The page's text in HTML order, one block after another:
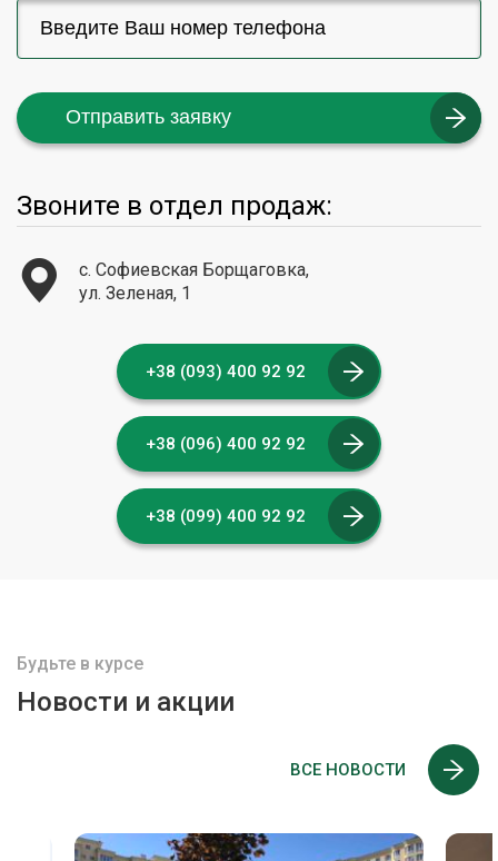
Отправить заявку
Звоните в отдел продаж:
с. Софиевская Борщаговка,
ул. Зеленая, 1
+38 (093) 400 92 92
+38 (096) 400 92 92
+38 (099) 400 92 92
Будьте в курсе
Новости и акции
ВСЕ НОВОСТИ